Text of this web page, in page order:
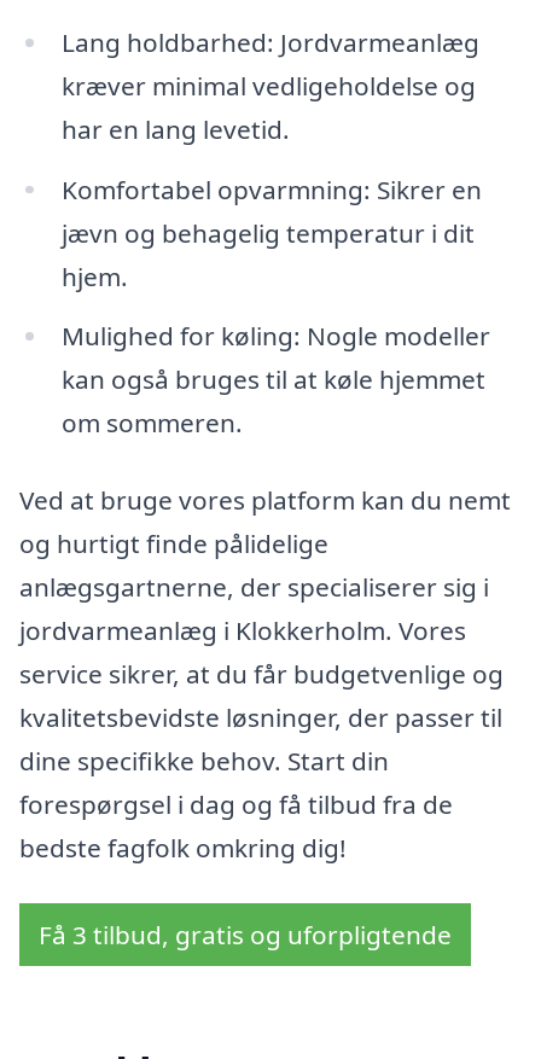
Lang holdbarhed: Jordvarmeanlæg
kræver minimal vedligeholdelse og
har en lang levetid.
Komfortabel opvarmning: Sikrer en
jævn og behagelig temperatur i dit
hjem.
Mulighed for køling: Nogle modeller
kan også bruges til at køle hjemmet
om sommeren.
Ved at bruge vores platform kan du nemt
og hurtigt finde pålidelige
anlægsgartnerne, der specialiserer sig i
jordvarmeanlæg i Klokkerholm. Vores
service sikrer, at du får budgetvenlige og
kvalitetsbevidste løsninger, der passer til
dine specifikke behov. Start din
forespørgsel i dag og få tilbud fra de
bedste fagfolk omkring dig!
Få 3 tilbud, gratis og uforpligtende